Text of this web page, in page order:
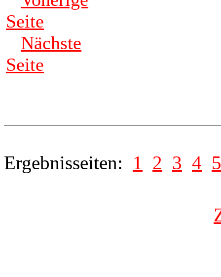
Seite
Nächste
Seite
Ergebnisseiten: 1 2 3 4 5